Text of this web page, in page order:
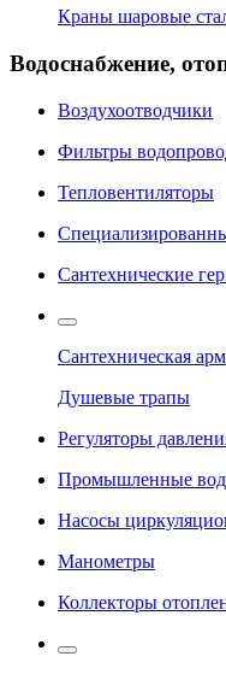
Краны шаровые
Водоснабжение,
Воздухоотводчики
Фильтры
Тепловентиляторы
Сантехнические
Сантехническая
Душевые трапы
Регуляторы
Промышленные
Насосы
Манометры
Коллекторы